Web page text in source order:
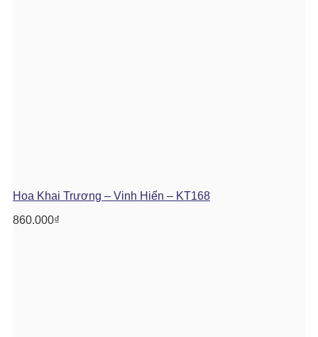
Hoa Khai Trương – Vinh Hiển – KT168
860.000₫